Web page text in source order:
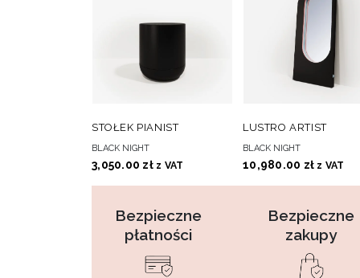
DODAJ DO KOSZYKA
STOŁEK PIANIST
BLACK NIGHT
3,050.00 zł z VAT
DODAJ DO KOSZYKA
LUSTRO ARTIST
BLACK NIGHT
10,980.00 zł z VAT
Bezpieczne
płatności
Bezpieczne
zakupy